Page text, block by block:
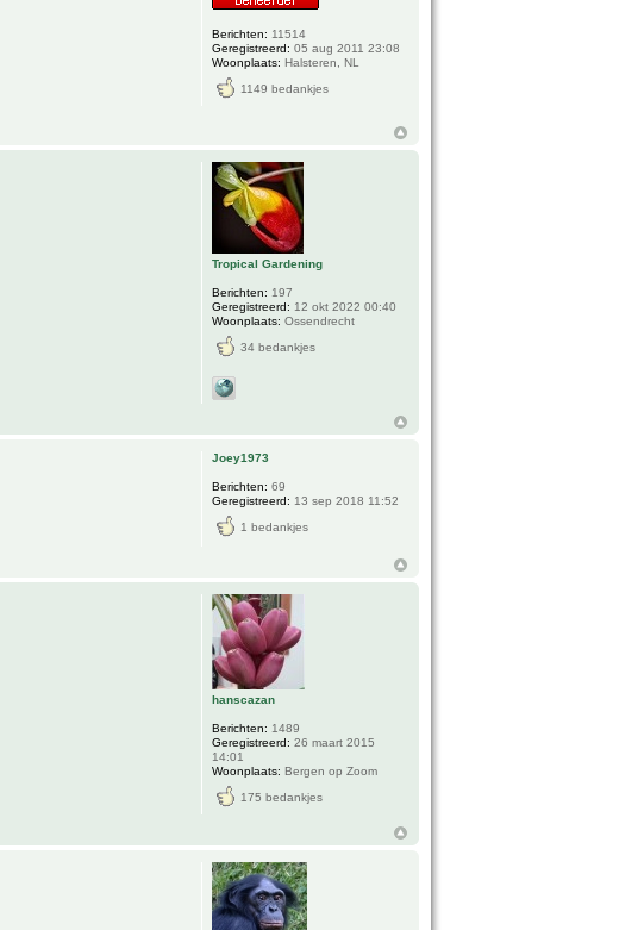
Berichten: 11514
Geregistreerd: 05 aug 2011 23:08
Woonplaats: Halsteren, NL
1149 bedankjes
Tropical Gardening
Berichten: 197
Geregistreerd: 12 okt 2022 00:40
Woonplaats: Ossendrecht
34 bedankjes
Joey1973
Berichten: 69
Geregistreerd: 13 sep 2018 11:52
1 bedankjes
hanscazan
Berichten: 1489
Geregistreerd: 26 maart 2015
14:01
Woonplaats: Bergen op Zoom
175 bedankjes